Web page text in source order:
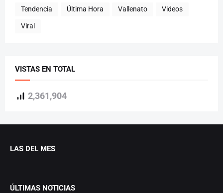
Tendencia Última Hora Vallenato Videos
Viral
VISTAS EN TOTAL
2,361,904
LAS DEL MES
ÚLTIMAS NOTICIAS